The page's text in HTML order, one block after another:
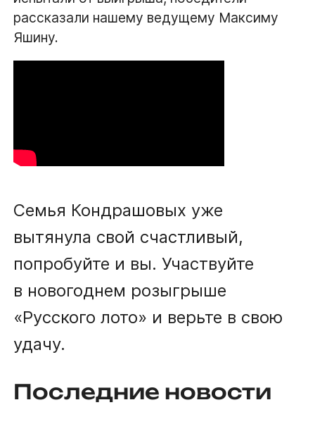
рассказали нашему ведущему Максиму
Яшину.
Семья Кондрашовых уже
вытянула свой счастливый,
попробуйте и вы. Участвуйте
в новогоднем розыгрыше
«Русского лото» и верьте в свою
удачу.
Последние новости